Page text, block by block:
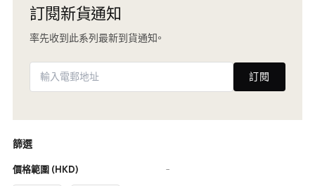
訂閱新貨通知
率先收到此系列最新到貨通知。
訂閱
篩選
價格範圍 (HKD) −